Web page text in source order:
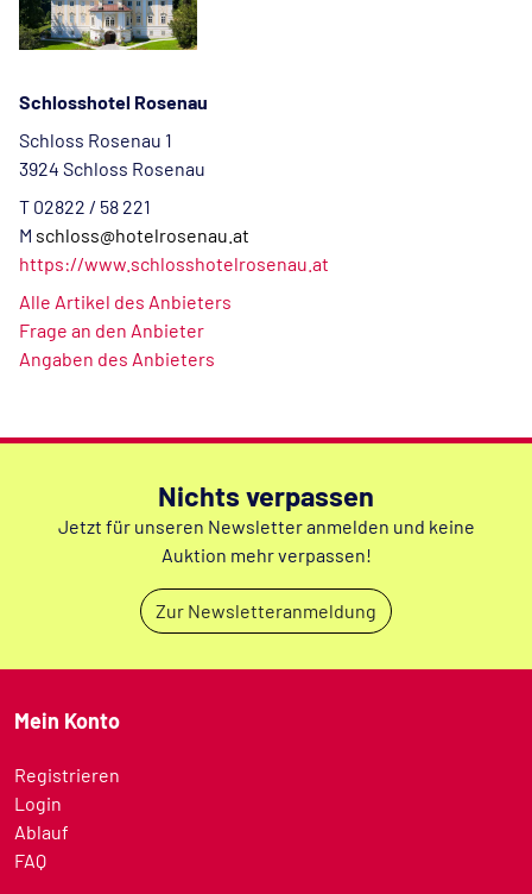
Schlosshotel Rosenau
Schloss Rosenau 1
3924 Schloss Rosenau
T 02822 / 58 221
M schloss@hotelrosenau.at
https://www.schlosshotelrosenau.at
Alle Artikel des Anbieters
Frage an den Anbieter
Angaben des Anbieters
Nichts verpassen
Jetzt für unseren Newsletter anmelden und keine
Auktion mehr verpassen!
Zur Newsletteranmeldung
Mein Konto
Registrieren
Login
Ablauf
FAQ